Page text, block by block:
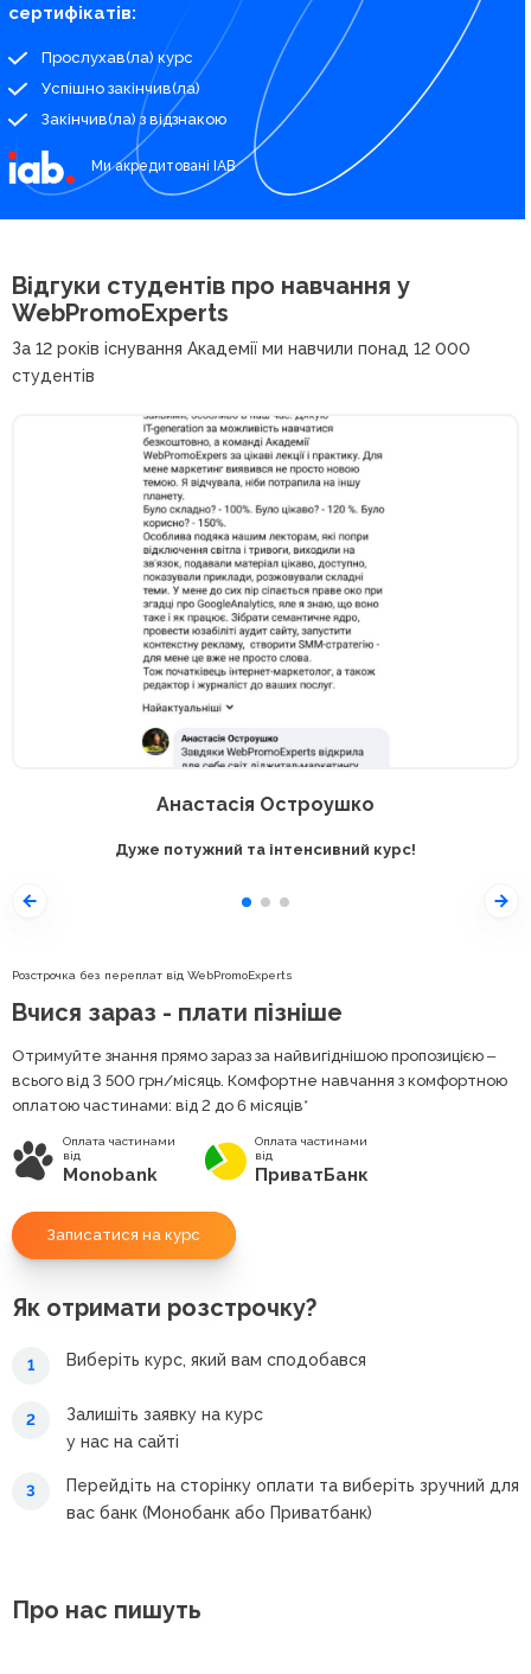
сертифікатів:
Прослухав(ла) курс
Успішно закінчив(ла)
Закінчив(ла) з відзнакою
Ми акредитовані IAB
Відгуки студентів про навчання у
WebPromoExperts
За 12 років існування Академії ми навчили понад 12 000
студентів
Анастасія Остроушко
Дуже потужний та інтенсивний курс!
Розстрочка без переплат від WebPromoExperts
Вчися зараз - плати пізніше
Отримуйте знання прямо зараз за найвигіднішою пропозицією ‒
всього від 3 500 грн/місяць. Комфортне навчання з комфортною
оплатою частинами: від 2 до 6 місяців*
Оплата частинами
від
Monobank
Оплата частинами
від
ПриватБанк
Записатися на курс
Як отримати розстрочку?
1 Виберіть курс, який вам сподобався
2
Залишіть заявку на курс
у нас на сайті
3
Перейдіть на сторінку оплати та виберіть зручний для
вас банк (Монобанк або Приватбанк)
Про нас пишуть